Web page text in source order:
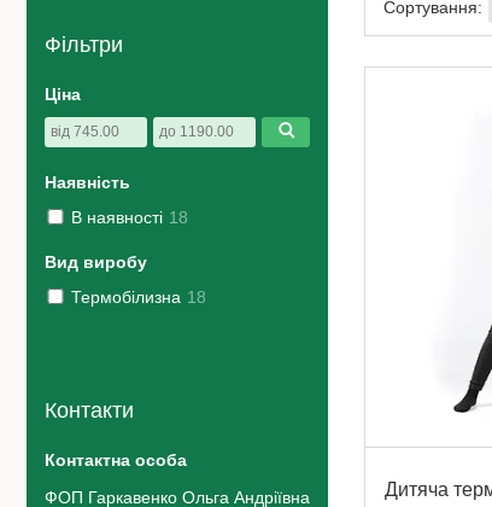
Дитяча
Фільтри
Ціна
Наявність
В наявності 18
Вид виробу
Термобілизна 18
Контакти
ФОП Гаркавенко Ольга Андріївна